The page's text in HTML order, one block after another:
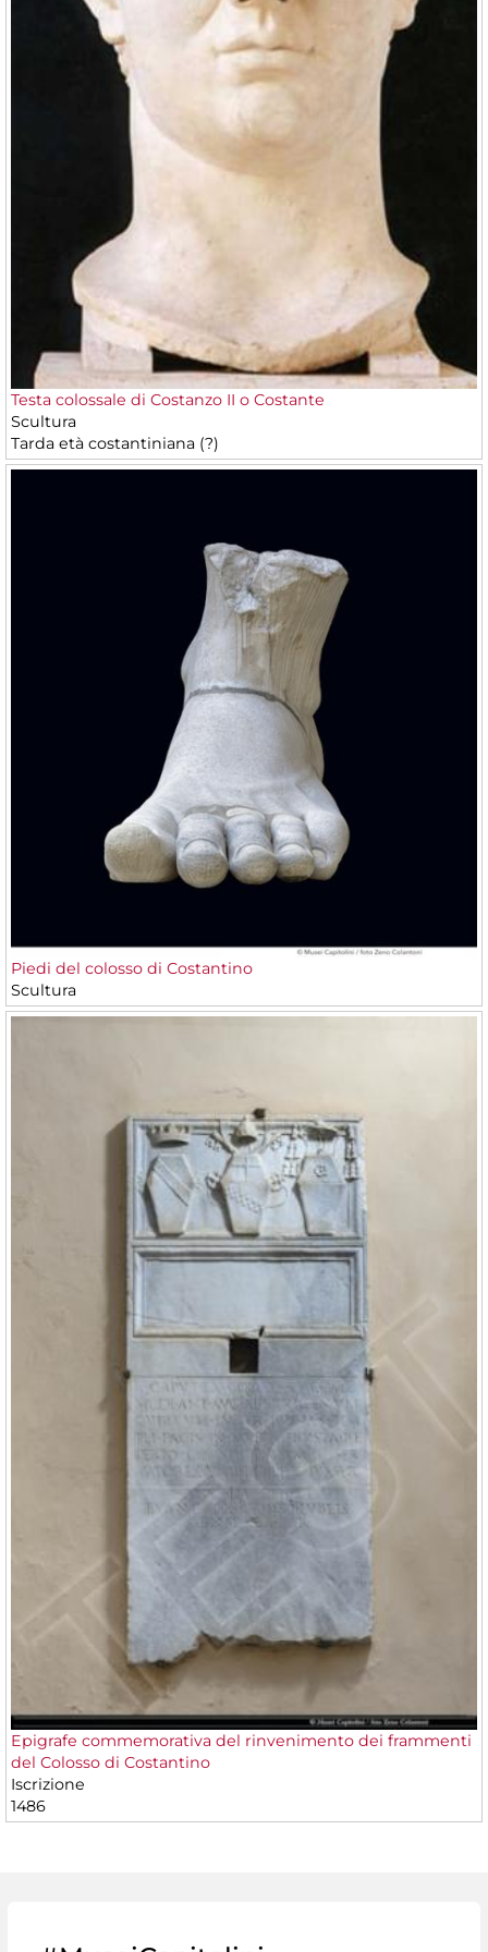
Testa colossale di Costanzo II o Costante
Scultura
Tarda età costantiniana (?)
Piedi del colosso di Costantino
Scultura
Epigrafe commemorativa del rinvenimento dei frammenti
del Colosso di Costantino
Iscrizione
1486